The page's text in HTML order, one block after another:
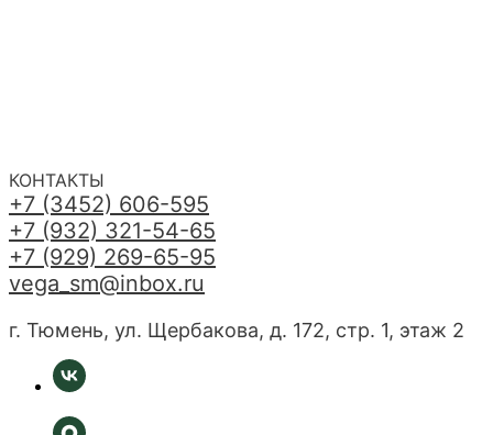
КОНТАКТЫ
+7 (3452) 606-595
+7 (932) 321-54-65
+7 (929) 269-65-95
vega_sm@inbox.ru
г. Тюмень, ул. Щербакова, д. 172, стр. 1, этаж 2